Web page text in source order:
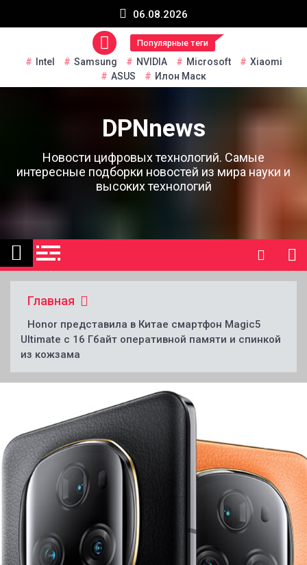
06.08.2026
Популярные теги
Intel Samsung NVIDIA Microsoft
Xiaomi
ASUS
Илон Маск
DPNnews
Новости цифровых технологий. Самые
интересные подборки новостей из мира науки и
высоких технологий
Главная
Honor представила в Китае смартфон Magic5
Ultimate с 16 Гбайт оперативной памяти и спинкой
из кожзама